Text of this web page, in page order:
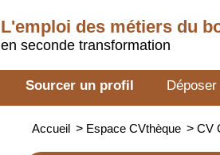
L'emploi des métiers du
en seconde transformation
Sourcer un profil
Accueil > Espace CVthèque > CV